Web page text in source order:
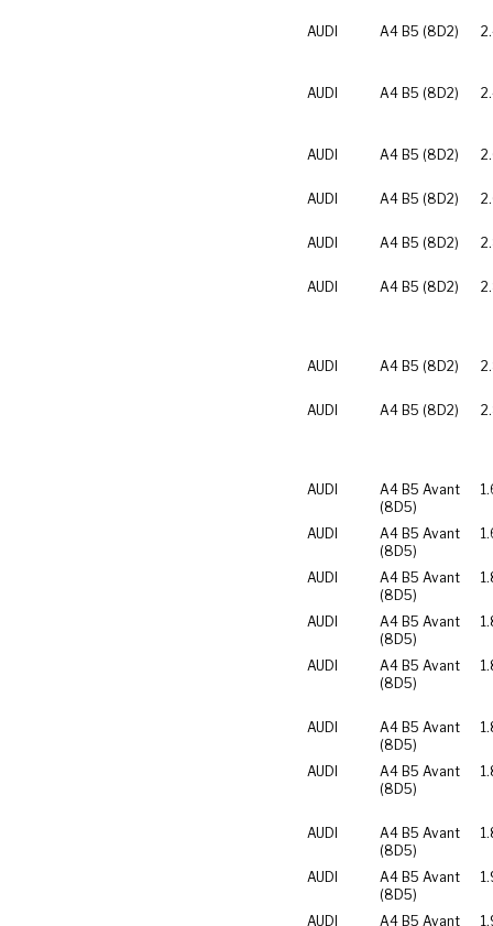
AUDI A4 B5 (8D2)
AUDI A4 B5 (8D2)
AUDI A4 B5 (8D2)
AUDI A4 B5 (8D2)
AUDI A4 B5 (8D2)
AUDI A4 B5 (8D2)
AUDI A4 B5 (8D2)
AUDI A4 B5 (8D2)
AUDI
A4 B5 Avant
(8D5)
AUDI
A4 B5 Avant
(8D5)
AUDI
A4 B5 Avant
(8D5)
AUDI
A4 B5 Avant
(8D5)
AUDI
A4 B5 Avant
(8D5)
AUDI
A4 B5 Avant
(8D5)
AUDI
A4 B5 Avant
(8D5)
AUDI
A4 B5 Avant
(8D5)
AUDI
A4 B5 Avant
(8D5)
AUDI A4 B5 Avant